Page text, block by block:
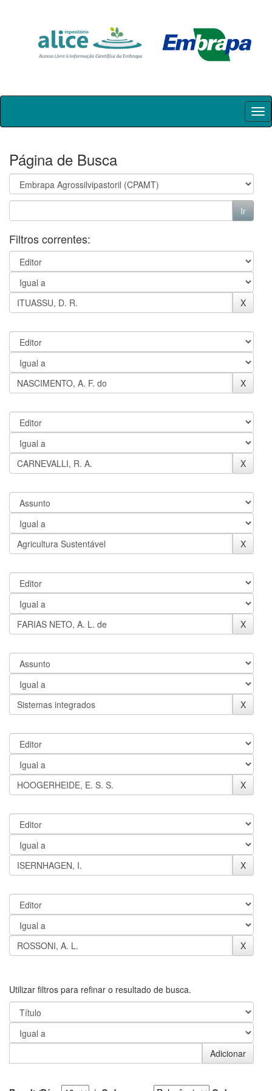
Skip
Página de Busca
Filtros correntes:
Utilizar filtros para refinar o resultado de busca.